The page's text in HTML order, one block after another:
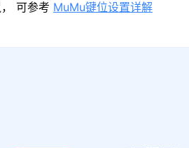
可参考 MuMu键位设置详解